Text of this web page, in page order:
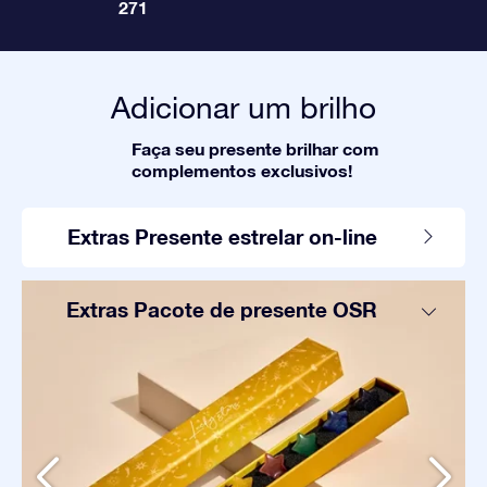
271
Adicionar um brilho
Faça seu presente brilhar com
complementos exclusivos!
Extras Presente estrelar on-line
Extras Pacote de presente OSR